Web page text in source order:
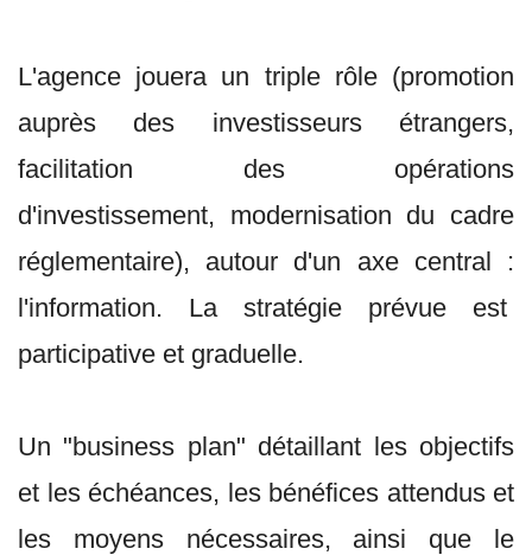
L'agence jouera un triple rôle (promotion
auprès des investisseurs étrangers,
facilitation des opérations
d'investissement, modernisation du cadre
réglementaire), autour d'un axe central :
l'information. La stratégie prévue est
participative et graduelle.
Un "business plan" détaillant les objectifs
et les échéances, les bénéfices attendus et
les moyens nécessaires, ainsi que le